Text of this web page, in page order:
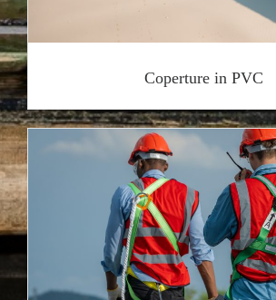
Coperture in PVC